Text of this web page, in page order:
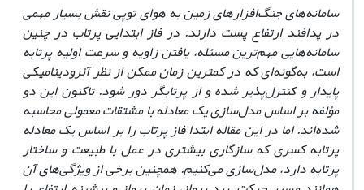
سامانه‌های جنگ‌افزارهای زمین به هوای توپی نقش بسیار مهمی
در پدافند ارتفاع پست دارند. در فاز ابتدایی پرتاب در چنین
سامانه‌هایی مهم‌ترین مسئله، یافتن زاویه و سرعت اولیه پرتابه
است، به‌گونه‌ای که در کمترین زمان ممکن از نظر آئرودینامیکی
پایدار و کنترل‌پذیر شده و از پرتابگر دور شود. تاکنون این دو
مؤلفه بر اساس مدل‌سازی یک معادله با مشتقات معمولی محاسبه
شده‌اند. اما در این مقاله ابتدا فاز پرتاب را بر اساس یک معادله
پرتابه کسری که سازگاری بیشتری در عمل با طبیعت و ساختار
پرتابه دارد، مدل‌سازی می‌کنیم. همچنین برخی از ویژگی‌های آن